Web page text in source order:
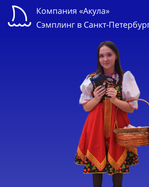
Компания «Акула»
Сэмплинг в Санкт-